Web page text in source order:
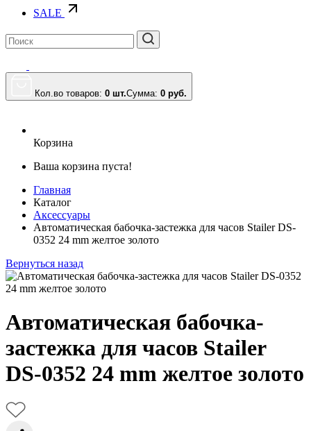
SALE
Кол.во товаров: 0 шт.Сумма: 0 руб.
Корзина
Ваша корзина пуста!
Главная
Каталог
Аксессуары
Автоматическая бабочка-застежка для часов Stailer DS-
0352 24 mm желтое золото
Вернуться назад
Автоматическая бабочка-
застежка для часов Stailer
DS-0352 24 mm желтое золото